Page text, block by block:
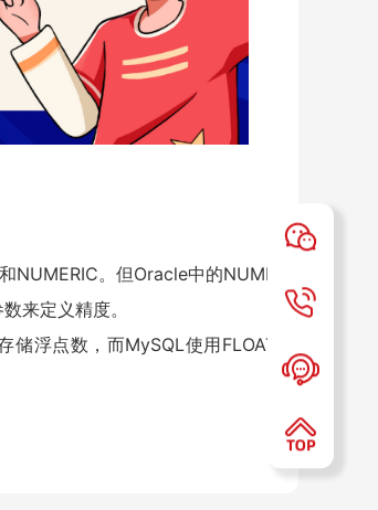
NUMERIC。但Oracle中的NUMB
来定义精度。
储浮点数，而MySQL使用FLOAT